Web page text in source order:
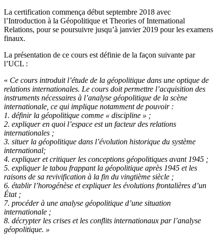
La certification commença début septembre 2018 avec
l’Introduction à la Géopolitique et Theories of International
Relations, pour se poursuivre jusqu’à janvier 2019 pour les examens
finaux.
La présentation de ce cours est définie de la façon suivante par
l’UCL :
« Ce cours introduit l’étude de la géopolitique dans une optique de
relations internationales. Le cours doit permettre l’acquisition des
instruments nécessaires à l’analyse géopolitique de la scène
internationale, ce qui implique notamment de pouvoir :
1. définir la géopolitique comme « discipline » ;
2. expliquer en quoi l’espace est un facteur des relations
internationales ;
3. situer la géopolitique dans l’évolution historique du système
international;
4. expliquer et critiquer les conceptions géopolitiques avant 1945 ;
5. expliquer le tabou frappant la géopolitique après 1945 et les
raisons de sa revivification à la fin du vingtième siècle ;
6. établir l’horogénèse et expliquer les évolutions frontalières d’un
État ;
7. procéder à une analyse géopolitique d’une situation
internationale ;
8. décrypter les crises et les conflits internationaux par l’analyse
géopolitique. »